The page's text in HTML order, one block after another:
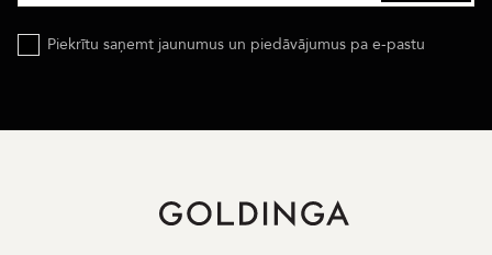
Piekrītu saņemt jaunumus un piedāvājumus pa e-pastu